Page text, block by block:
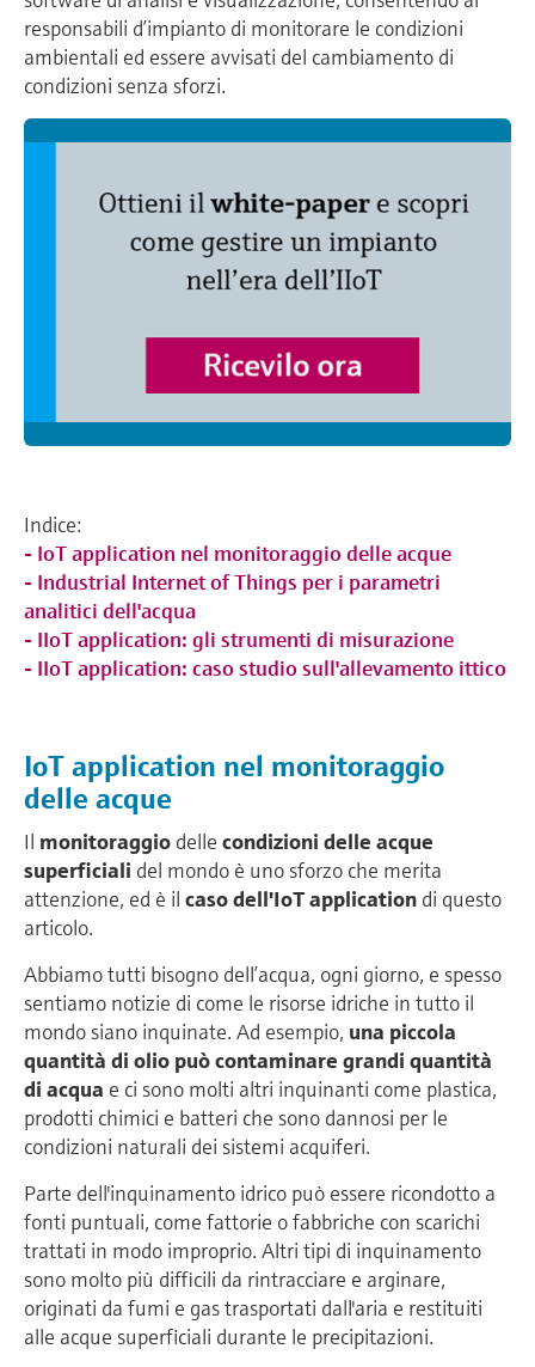
responsabili d’impianto di monitorare le condizioni
ambientali ed essere avvisati del cambiamento di
condizioni senza sforzi.
Indice:
- IoT application nel monitoraggio delle acque
- Industrial Internet of Things per i parametri
analitici dell'acqua
- IIoT application: gli strumenti di misurazione
- IIoT application: caso studio sull'allevamento ittico
IoT application nel monitoraggio
delle acque
Il monitoraggio delle condizioni delle acque
superficiali del mondo è uno sforzo che merita
attenzione, ed è il caso dell'IoT application di questo
articolo.
Abbiamo tutti bisogno dell’acqua, ogni giorno, e spesso
sentiamo notizie di come le risorse idriche in tutto il
mondo siano inquinate. Ad esempio, una piccola
quantità di olio può contaminare grandi quantità
di acqua e ci sono molti altri inquinanti come plastica,
prodotti chimici e batteri che sono dannosi per le
condizioni naturali dei sistemi acquiferi.
Parte dell'inquinamento idrico può essere ricondotto a
fonti puntuali, come fattorie o fabbriche con scarichi
trattati in modo improprio. Altri tipi di inquinamento
sono molto più difficili da rintracciare e arginare,
originati da fumi e gas trasportati dall'aria e restituiti
alle acque superficiali durante le precipitazioni.